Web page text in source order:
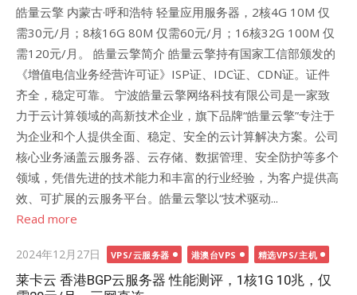
皓量云擎 内蒙古·呼和浩特 轻量应用服务器，2核4G 10M 仅
需30元/月；8核16G 80M 仅需60元/月；16核32G 100M 仅
需120元/月。 皓量云擎简介 皓量云擎持有国家工信部颁发的
《增值电信业务经营许可证》ISP证、IDC证、CDN证。证件
齐全，稳定可靠。 宁波皓量云擎网络科技有限公司是一家致
力于云计算领域的高新技术企业，旗下品牌“皓量云擎”专注于
为企业和个人提供全面、稳定、安全的云计算解决方案。公司
核心业务涵盖云服务器、云存储、数据管理、安全防护等多个
领域，凭借先进的技术能力和丰富的行业经验，为客户提供高
效、可扩展的云服务平台。皓量云擎以“技术驱动...
Read more
Posted
on
2024年12月27日 VPS/云服务器 港澳台VPS 精选VPS/主机
莱卡云 香港BGP云服务器 性能测评，1核1G 10兆，仅